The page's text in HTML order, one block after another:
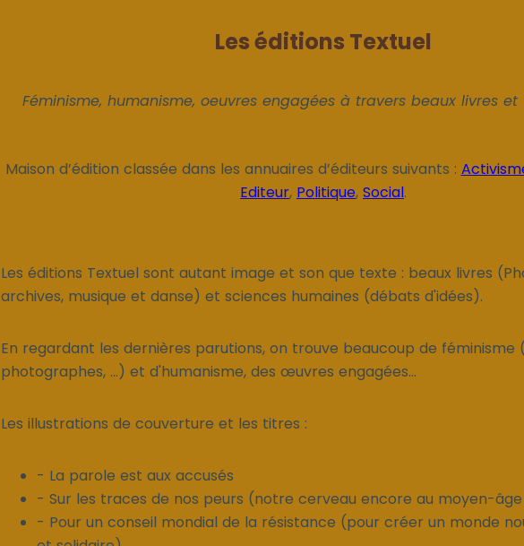
Les éditions Textuel
Féminisme, humanisme, oeuvres engagées à travers beaux livres
Maison d’édition classée dans les annuaires d’éditeurs suivants :
Editeur, Politique, Social.
Les éditions Textuel sont autant image et son que texte : beaux livres
archives, musique et danse) et sciences humaines (débats d'idées).
En regardant les dernières parutions, on trouve beaucoup de féminisme
photographes, ...) et d'humanisme, des œuvres engagées...
Les illustrations de couverture et les titres :
- La parole est aux accusés
- Sur les traces de nos peurs (notre cerveau encore au moyen-
- Pour un conseil mondial de la résistance (pour créer un monde